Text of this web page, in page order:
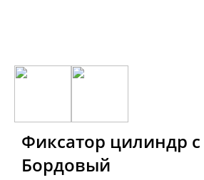
Фиксатор цилиндр
Бордовый